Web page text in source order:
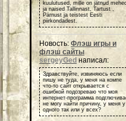
kuulutused, mille on jätnud mehed
ja naised Tallinnast, Tartust ,
Pärnust ja teistest Eesti
piirkondadest.
Новость: Флэш игры и
флэш сайты
sergeyGed написал:
Здравствуйте, извиняюсь если
пишу не туда, у меня на компе
что-то сайт открывается с
ошибкой подозреваю что моя
интернет-программа
не могу найти причину, у меня у
одного так или у всех?